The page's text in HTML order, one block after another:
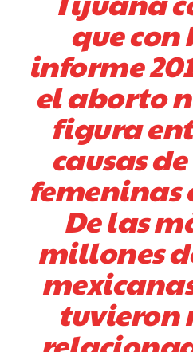
que con
informe
el aborto
figura
causas
femeninas
De las
millones
tuvieron